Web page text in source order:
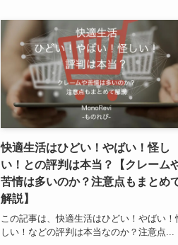
快適生活はひどい！やばい！怪し
い！との評判は本当？【クレーム
苦情は多いのか？注意点もまとめ
解説】
この記事は、快適生活はひどい！やばい！
しい！などの評判は本当なのか？注意点...